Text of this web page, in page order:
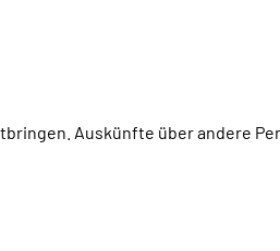
Auskünfte über andere